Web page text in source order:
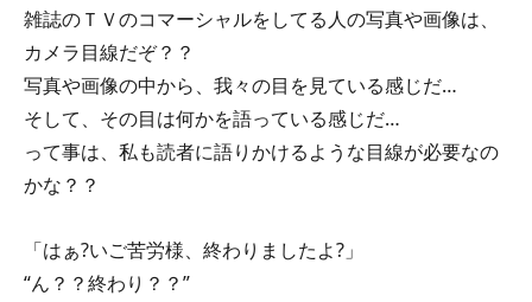
雑誌のＴＶのコマーシャルをしてる人の写真や画像は、
カメラ目線だぞ？？
写真や画像の中から、我々の目を見ている感じだ…
そして、その目は何かを語っている感じだ…
って事は、私も読者に語りかけるような目線が必要なの
かな？？
「はぁ?いご苦労様、終わりましたよ?」
“ん？？終わり？？”